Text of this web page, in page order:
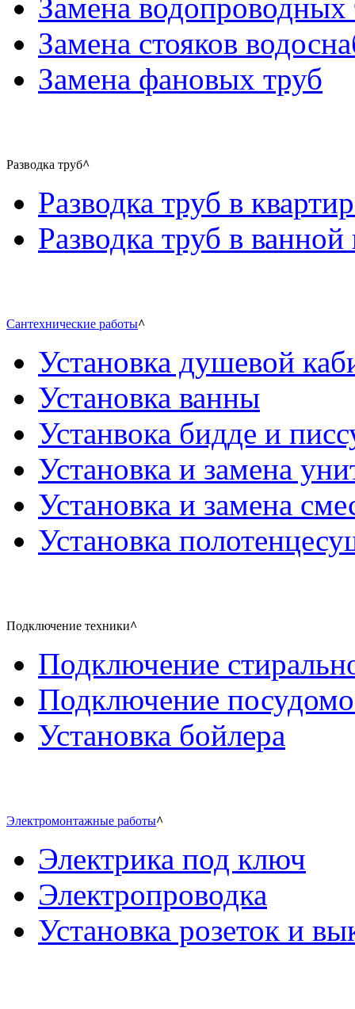
Замена водопроводных
Замена стояков
Замена фановых труб
Разводка труб^
Разводка труб в
Разводка труб в ванной
Сантехнические работы^
Установка душевой
Установка ванны
Устанвока бидде и
Установка и замена
Установка и замена
Установка
Подключение техники^
Подключение
Подключение
Установка бойлера
Электромонтажные работы^
Электрика под ключ
Электропроводка
Установка розеток и